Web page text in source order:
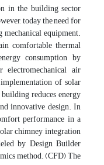
in the building sector
today the need for
equipment.
comfortable thermal
consumption by
air
of solar
reduces energy
innovative design. In
performance in a
chimney integration
by Design Builder
method. (CFD) The